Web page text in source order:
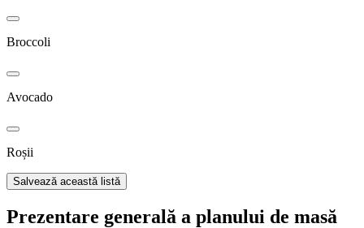
Broccoli
Avocado
Roșii
Salvează această listă
Prezentare generală a planului de masă